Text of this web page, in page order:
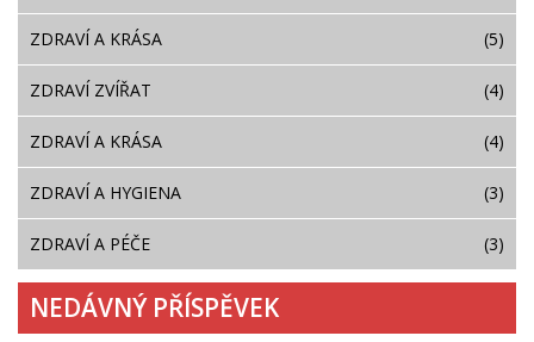
ZDRAVÍ A KRÁSA (5)
ZDRAVÍ ZVÍŘAT (4)
ZDRAVÍ A KRÁSA (4)
ZDRAVÍ A HYGIENA (3)
ZDRAVÍ A PÉČE (3)
NEDÁVNÝ PŘÍSPĚVEK